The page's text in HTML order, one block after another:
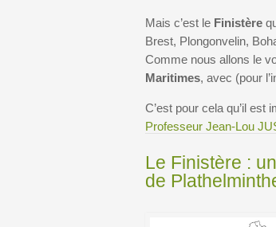
Mais c’est le Finistère
Brest, Plongonvelin,
Comme nous allons le
Maritimes, avec (pour
C’est pour cela qu’il est
Professeur Jean-Lou
Le Finistère :
de